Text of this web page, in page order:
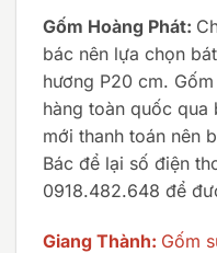
Gốm Hoàng Phát:
bác nên lựa chọn
hương P20 cm.
hàng toàn quốc qua
mới thanh toán nên
Bác để lại số điện
0918.482.648 để
Giang Thành: Gốm